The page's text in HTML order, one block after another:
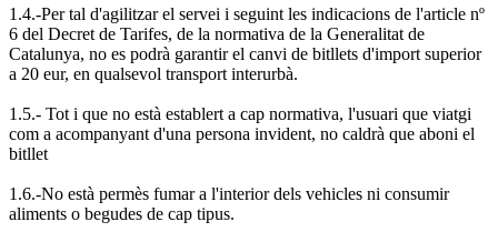
1.4.-Per tal d'agilitzar el servei i seguint les indicacions de l'article nº
6 del Decret de Tarifes, de la normativa de la Generalitat de
Catalunya, no es podrà garantir el canvi de bitllets d'import superior
a 20 eur, en qualsevol transport interurbà.
1.5.- Tot i que no està establert a cap normativa, l'usuari que viatgi
com a acompanyant d'una persona invident, no caldrà que aboni el
bitllet
1.6.-No està permès fumar a l'interior dels vehicles ni consumir
aliments o begudes de cap tipus.